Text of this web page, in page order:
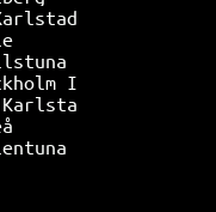
Karlstad
- Gefle
I
FBK Karlsta
- Piteå